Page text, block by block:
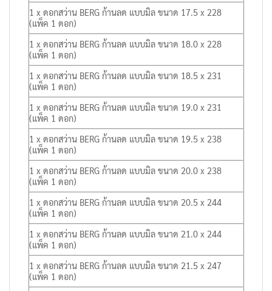
1 x ดอกสว่าน BERG ก้านลด แบบมิล ขนาด 17.5 x 228
(แพ็ค 1 ดอก)
1 x ดอกสว่าน BERG ก้านลด แบบมิล ขนาด 18.0 x 228
(แพ็ค 1 ดอก)
1 x ดอกสว่าน BERG ก้านลด แบบมิล ขนาด 18.5 x 231
(แพ็ค 1 ดอก)
1 x ดอกสว่าน BERG ก้านลด แบบมิล ขนาด 19.0 x 231
(แพ็ค 1 ดอก)
1 x ดอกสว่าน BERG ก้านลด แบบมิล ขนาด 19.5 x 238
(แพ็ค 1 ดอก)
1 x ดอกสว่าน BERG ก้านลด แบบมิล ขนาด 20.0 x 238
(แพ็ค 1 ดอก)
1 x ดอกสว่าน BERG ก้านลด แบบมิล ขนาด 20.5 x 244
(แพ็ค 1 ดอก)
1 x ดอกสว่าน BERG ก้านลด แบบมิล ขนาด 21.0 x 244
(แพ็ค 1 ดอก)
1 x ดอกสว่าน BERG ก้านลด แบบมิล ขนาด 21.5 x 247
(แพ็ค 1 ดอก)